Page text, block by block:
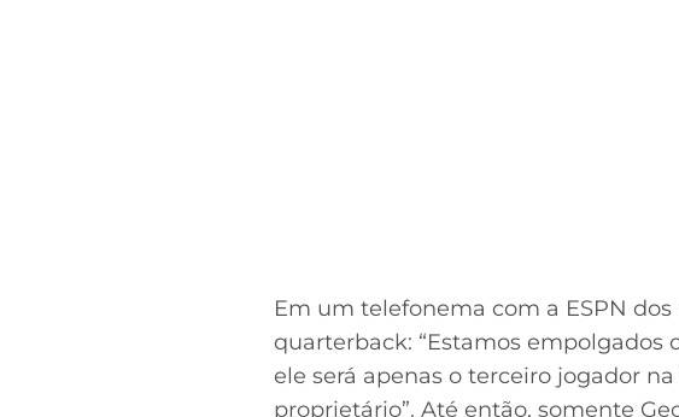
Em um telefonema com a ESPN
quarterback: “Estamos empolgados
ele será apenas o terceiro jogador
proprietário”. Até então, somente